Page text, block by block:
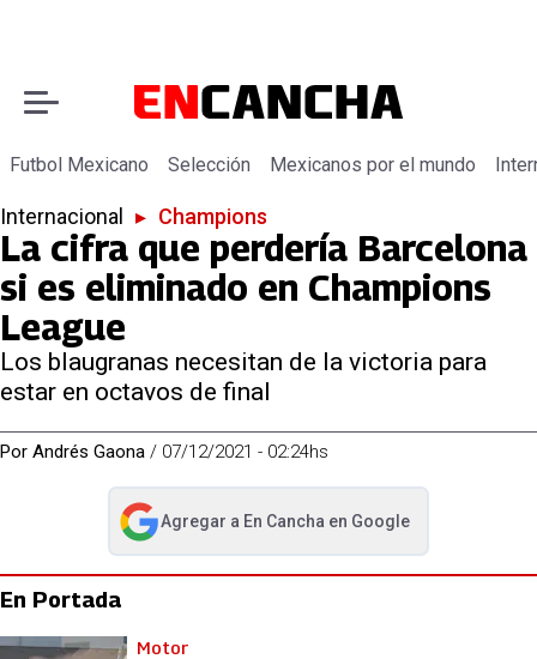
Futbol Mexicano Selección Mexicanos por el mundo
Internacional ▸ Champions
La cifra que perdería Barcelona
si es eliminado en Champions
League
Los blaugranas necesitan de la victoria para
estar en octavos de final
Por Andrés Gaona / 07/12/2021 - 02:24hs
Agregar a En Cancha en Google
abre en nueva pestaña
En Portada
Motor